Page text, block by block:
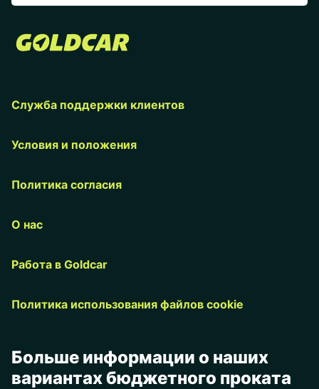
Служба поддержки клиентов
Условия и положения
Политика согласия
О нас
Работа в Goldcar
Политика использования файлов cookie
Больше информации о наших
вариантах бюджетного проката